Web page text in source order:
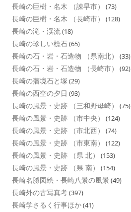
長崎の巨樹・名木 （諌早市） (73)
長崎の巨樹・名木 （長崎市） (128)
長崎の滝・渓流(18)
長崎の珍しい標石(65)
長崎の石・岩・石造物 （県南北） (33)
長崎の石・岩・石造物 （長崎市） (92)
長崎の藩境石と塚 (29)
長崎の西空の夕日 (93)
長崎の風景・史跡 （三和野母崎） (75)
長崎の風景・史跡 （市中央） (124)
長崎の風景・史跡 （市北西） (74)
長崎の風景・史跡 （市東南） (122)
長崎の風景・史跡 （県 北） (153)
長崎の風景・史跡 （県 南） (154)
長崎名勝図絵・長崎八景の風景 (49)
長崎外の古写真考(397)
長崎学さるく行事ほか(41)